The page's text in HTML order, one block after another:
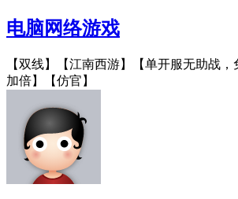
电脑网络游戏
【双线】【江南西游】【单开服无助战
加倍】【仿官】